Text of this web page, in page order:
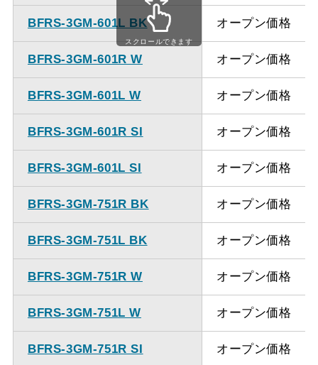
備考
点検口を設けての最小寸
法は弊社にお問い合わせ
ください。
BFRS-3GM-601L BK オープン価格
BFRS-3GM-601R W オープン価格
BFRS-3GM-601L W オープン価格
BFRS-3GM-601R SI オープン価格
BFRS-3GM-601L SI オープン価格
BFRS-3GM-751R BK オープン価格
BFRS-3GM-751L BK オープン価格
BFRS-3GM-751R W オープン価格
BFRS-3GM-751L W オープン価格
BFRS-3GM-751R SI オープン価格
スクロールできます